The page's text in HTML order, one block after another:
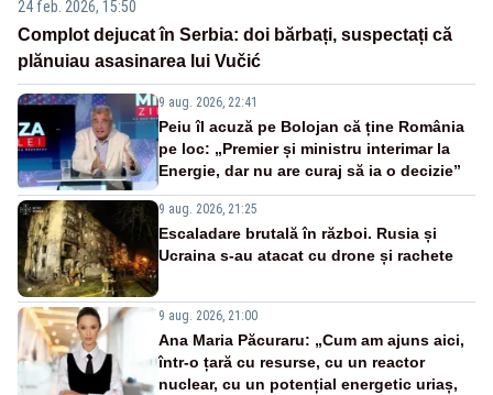
24 feb. 2026, 15:50
Complot dejucat în Serbia: doi bărbați, suspectați că
plănuiau asasinarea lui Vučić
9 aug. 2026, 22:41
Peiu îl acuză pe Bolojan că ține România
pe loc: „Premier și ministru interimar la
Energie, dar nu are curaj să ia o decizie”
9 aug. 2026, 21:25
Escaladare brutală în război. Rusia și
Ucraina s-au atacat cu drone și rachete
9 aug. 2026, 21:00
Ana Maria Păcuraru: „Cum am ajuns aici,
într-o țară cu resurse, cu un reactor
nuclear, cu un potențial energetic uriaș,